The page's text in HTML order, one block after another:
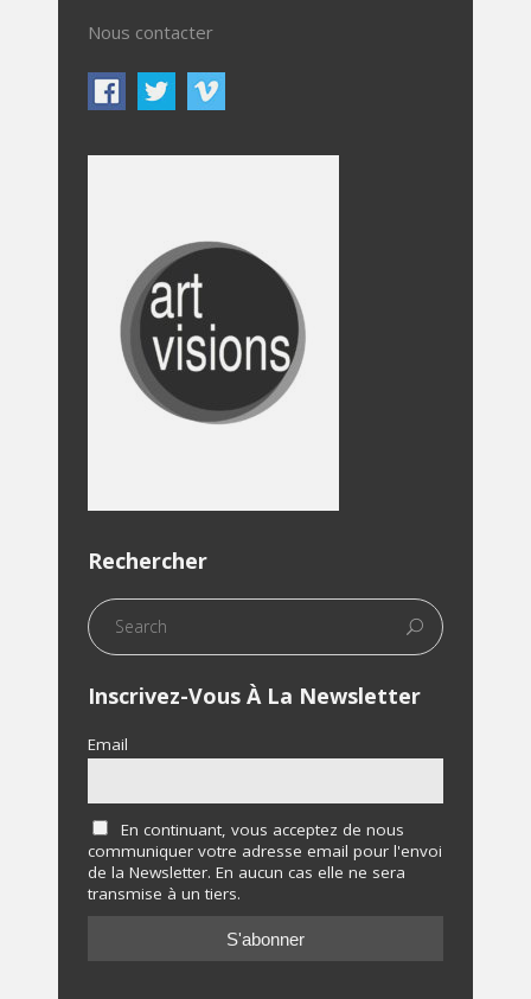
Nous contacter
Rechercher
Inscrivez-Vous À La Newsletter
Email
En continuant, vous acceptez de nous
communiquer votre adresse email pour l'envoi
de la Newsletter. En aucun cas elle ne sera
transmise à un tiers.